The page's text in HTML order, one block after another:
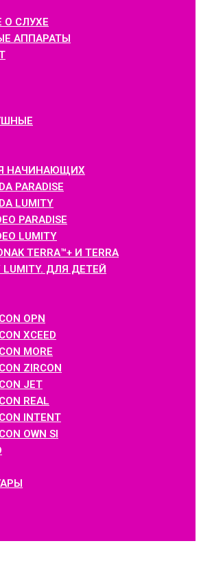
О СЛУХЕ
АППАРАТЫ
НАЧИНАЮЩИХ
PARADISE
LUMITY
PARADISE
LUMITY
TERRA™+ И TERRA
LUMITY. ДЛЯ ДЕТЕЙ
OPN
XCEED
MORE
ZIRCON
JET
REAL
INTENT
OWN SI